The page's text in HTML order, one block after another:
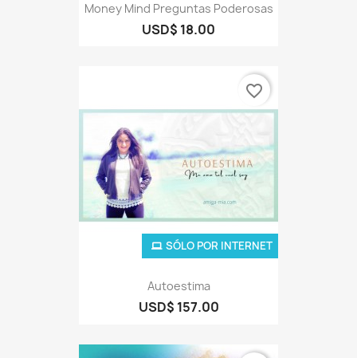
Money Mind Preguntas Poderosas
USD$ 18.00
Autoestima
USD$ 157.00
SÓLO POR INTERNET
favorite_border